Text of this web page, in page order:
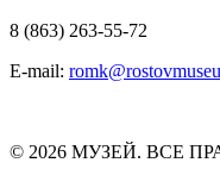
8 (863) 263-55-72
E-mail:
© 2026 МУЗЕЙ. ВСЕ